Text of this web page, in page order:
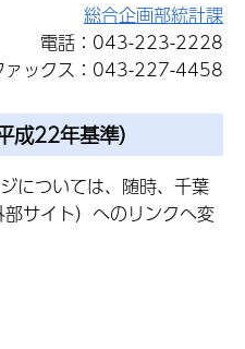
総合企画部統計課
電話：043-223-2228
ァックス：043-227-4458
22年基準）
については、随時、千葉
サイト）へのリンクへ変